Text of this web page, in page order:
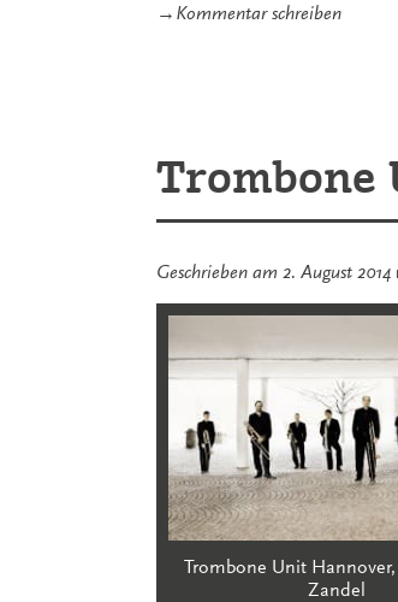
→ Kommentar schreibenzu
Trombone
Geschrieben am 2. August 2014
Trombone Unit
Zandel